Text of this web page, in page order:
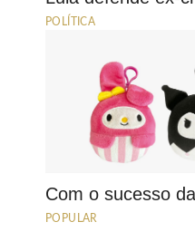
POLÍTICA
Com o sucesso
POPULAR